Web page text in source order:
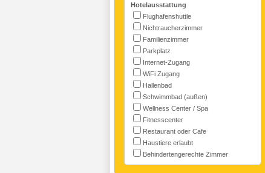
Hotelausstattung
Flughafenshuttle
Nichtraucherzimmer
Familienzimmer
Parkplatz
Internet-Zugang
WiFi Zugang
Hallenbad
Schwimmbad (außen)
Wellness Center / Spa
Fitnesscenter
Restaurant oder Cafe
Haustiere erlaubt
Behindertengerechte Zimmer